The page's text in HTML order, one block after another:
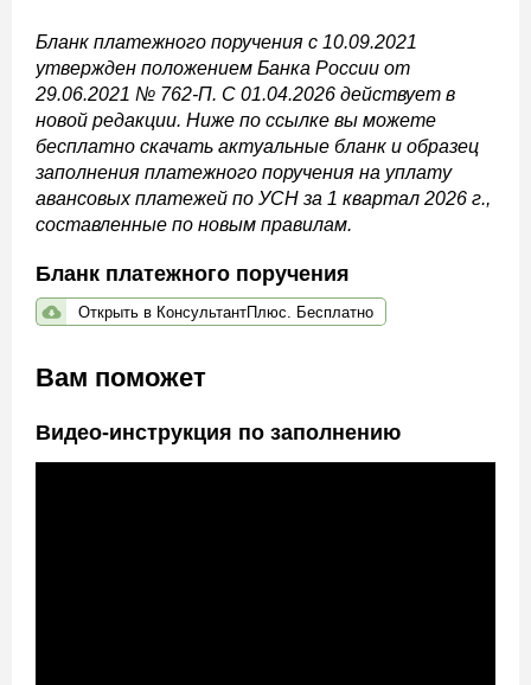
Бланк платежного поручения с 10.09.2021
утвержден положением Банка России от
29.06.2021 № 762-П. С 01.04.2026 действует в
новой редакции. Ниже по ссылке вы можете
бесплатно скачать актуальные бланк и образец
заполнения платежного поручения на уплату
авансовых платежей по УСН за 1 квартал 2026 г.,
составленные по новым правилам.
Бланк платежного поручения
Открыть в КонсультантПлюс. Бесплатно
Вам поможет
Видео-инструкция по заполнению